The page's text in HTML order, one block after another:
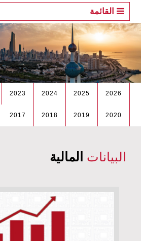
القائمة
2026
2025
2024
2023
2020
2019
2018
2017
البيانات المالية